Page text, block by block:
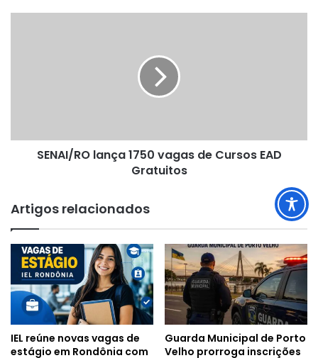
SENAI/RO lança 1750 vagas de Cursos EAD
Gratuitos
Artigos relacionados
IEL reúne novas vagas de
estágio em Rondônia com
Guarda Municipal de Porto
Velho prorroga inscrições